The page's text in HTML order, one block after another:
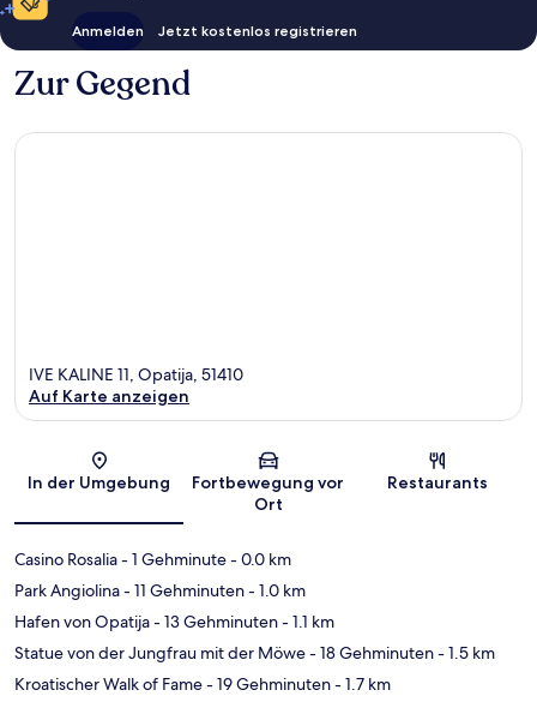
Anmelden Jetzt kostenlos registrieren
Zur Gegend
Karte
IVE KALINE 11, Opatija, 51410
Auf Karte anzeigen
In der Umgebung
Fortbewegung vor
Ort
Restaurants
Casino Rosalia- 1 Gehminute- 0.0 km
Park Angiolina- 11 Gehminuten- 1.0 km
Hafen von Opatija- 13 Gehminuten- 1.1 km
Statue von der Jungfrau mit der Möwe- 18 Gehminuten- 1.5 km
Kroatischer Walk of Fame- 19 Gehminuten- 1.7 km